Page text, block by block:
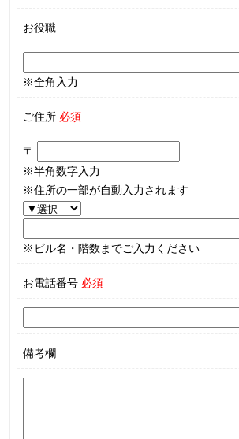
お役職
※全角入力
ご住所 必須
〒
※半角数字入力
※住所の一部が自動入力されます
※ビル名・階数までご入力ください
お電話番号 必須
備考欄